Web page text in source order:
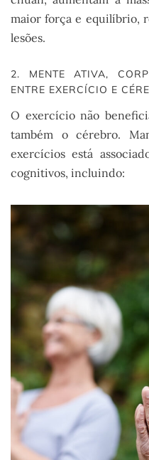
maior força e equilíbrio,
lesões.
2. MENTE ATIVA,
ENTRE EXERCÍCIO E
O exercício não
também o cérebro.
exercícios está
cognitivos, incluindo: